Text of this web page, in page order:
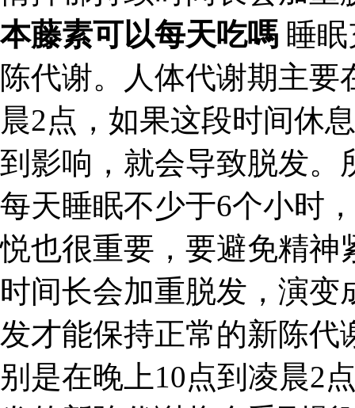
本藤素可以每天吃嗎 睡
陈代谢。人体代谢期主
晨2点，如果这段时间休
到影响，就会导致脱发。
每天睡眠不少于6个小时
悦也很重要，要避免精神
时间长会加重脱发，演变
发才能保持正常的新陈
别是在晚上10点到凌晨2